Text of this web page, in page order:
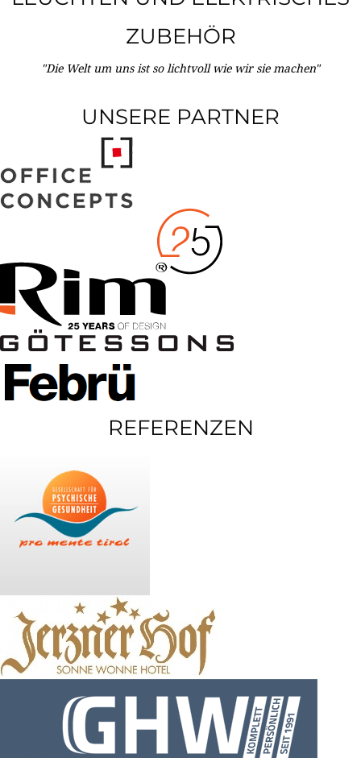
ZUBEHÖR
"Die Welt um uns ist so lichtvoll wie wir sie machen"
UNSERE PARTNER
REFERENZEN